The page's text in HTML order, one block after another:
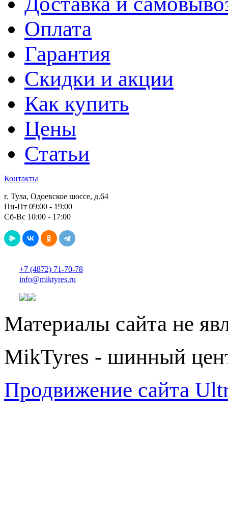
Оплата
Гарантия
Скидки и акции
Как купить
Цены
Статьи
Контакты
г. Тула, Одоевское шоссе, д.64
Пн-Пт 09:00 - 19:00
Сб-Вс 10:00 - 17:00
+7 (4872) 71-70-78
info@miktyres.ru
Материалы сайта не
MikTyres - шинный
Продвижение сайта